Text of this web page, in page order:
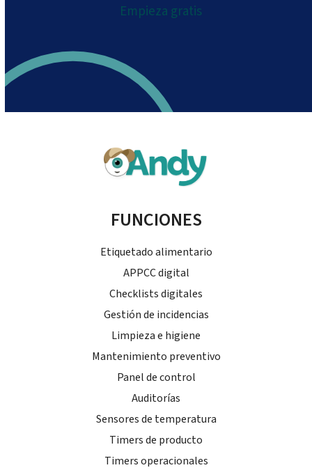
Empieza gratis
FUNCIONES
Etiquetado alimentario
APPCC digital
Checklists digitales
Gestión de incidencias
Limpieza e higiene
Mantenimiento preventivo
Panel de control
Auditorías
Sensores de temperatura
Timers de producto
Timers operacionales